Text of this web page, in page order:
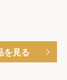
を見る